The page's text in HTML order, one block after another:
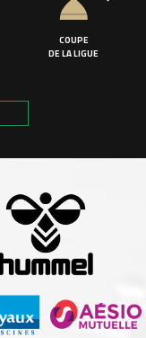
COUPE
DE LA LIGUE